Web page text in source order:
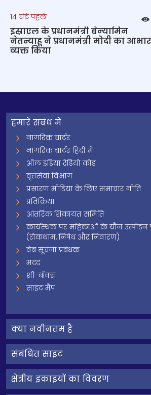
14 घंटे पहले
इस्राएल के प्रधानमंत्री बेन्‍यामिन
नेतन्याहू ने प्रधानमंत्री मोदी का आभार
व्यक्त किया
हमारे सबंध में
नागरिक चार्टर
नागरिक चार्टर हिंदी में
ऑल इंडिया रेडियो कोड
वृत्तसेवा विभाग
प्रसारण मीडिया के लिए समाचार नीति
प्रतिक्रिया
आंतरिक शिकायत समिति
कार्यस्थल पर महिलाओं के यौन उत्पीड़न
(रोकथाम, निषेध और निवारण)
वेब सूचना प्रबंधक
मदद
शी-बॉक्स
साइट मैप
क्‍या नवीनतम है
संबंधित साइट
क्षेत्रीय इकाइयों का विवरण